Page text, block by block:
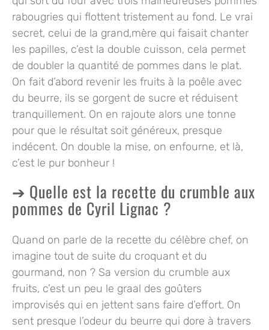
rabougries qui flottent tristement au fond. Le vrai
secret, celui de la grand,mère qui faisait chanter
les papilles, c’est la double cuisson, cela permet
de doubler la quantité de pommes dans le plat.
On fait d’abord revenir les fruits à la poêle avec
du beurre, ils se gorgent de sucre et réduisent
tranquillement. On en rajoute alors une tonne
pour que le résultat soit généreux, presque
indécent. On double la mise, on enfourne, et là,
c’est le pur bonheur !
Quelle est la recette du crumble aux
pommes de Cyril Lignac ?
Quand on parle de la recette du célèbre chef, on
imagine tout de suite du croquant et du
gourmand, non ? Sa version du crumble aux
fruits, c’est un peu le graal des goûters
improvisés qui en jettent sans faire d’effort. On
sent presque l’odeur du beurre qui dore à travers